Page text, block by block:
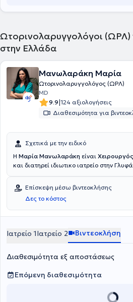
Ωτορινολαρυγγολόγοι (ΩΡΛ)
στην Ελλάδα
Μανωλαράκη Μαρία
Ωτορινολαρυγγολόγος (ΩΡΛ)
MD
9.9|124 αξιολογήσεις
Διαθεσιμότητα για
Σχετικά με την ειδικό
Η Μαρία Μανωλαράκη είναι
και διατηρεί ιδιωτικο ιατρείο στην
ενήλικες και παιδιά. Παρέχει
στην εξατομικευμένη προσέγγιση κάθε
σύγχρονου εξοπλισμού. Στο ιατρείο της
ωτορινολαρυγγολογικές εξετάσεις
αντιμετώπιση ιγμορίτιδας, ρινίτιδας,
ιλίγγου. Αναλαμβάνει χειρουργικά
χειρουργική ρινός και παραρρινίων.
Επίσκεψη μέσω βιντεοκλήσης
Δες το κόστος
Ιατρείο 1Ιατρείο 2 Βιντεοκλήση
Διαθεσιμότητα εξ αποστάσεως
Επόμενη διαθεσιμότητα